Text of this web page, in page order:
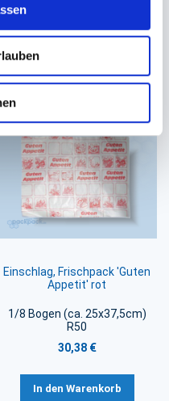
In den Warenkorb
Einschlag, Frischpack 'Guten
Appetit' rot
1/8 Bogen (ca. 25x37,5cm)
R50
30,38 €
In den Warenkorb